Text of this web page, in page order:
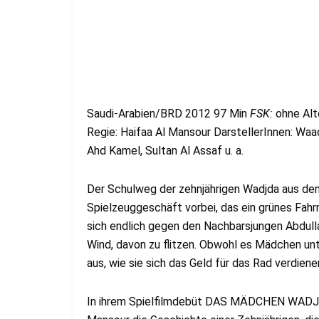
Saudi-Arabien/BRD 2012 97 Min FSK: ohne
Regie: Haifaa Al Mansour DarstellerInnen:
Ahd Kamel, Sultan Al Assaf u. a.
Der Schulweg der zehnjährigen Wadjda aus
Spielzeuggeschäft vorbei, das ein grünes
sich endlich gegen den Nachbarsjungen
Wind, davon zu flitzen. Obwohl es Mädchen
aus, wie sie sich das Geld für das Rad
In ihrem Spielfilmdebüt DAS MÄDCHEN